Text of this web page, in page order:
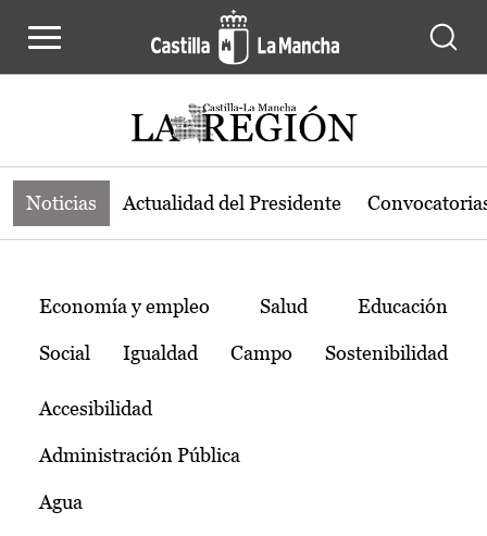
Noticias de la región de Castilla-La
Noticias Actualidad del Presidente
Temas
Economía y empleo Salud Educación
Social Igualdad Campo Sostenibilidad
Accesibilidad
Administración Pública
Agua